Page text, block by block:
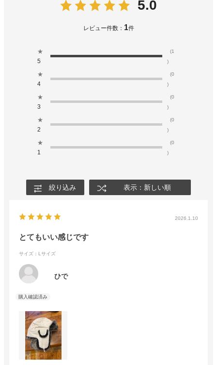
5.0
レビュー件数： 1件
★
5
(1
)
★
4
(0
)
★
3
(0
)
★
2
(0
)
★
1
(0
)
絞り込み 表示：新しい順
2026.1.10
とてもいい感じです
サイズ：Lサイズ
ひで